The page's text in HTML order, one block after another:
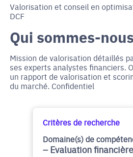
Valorisation et conseil en
DCF
Qui sommes-
Mission de valorisation détaillés
ses experts analystes financiers.
un rapport de valorisation et
du marché. Confidentiel
Critères de recherche
Domaine(s) de
Evaluation financière